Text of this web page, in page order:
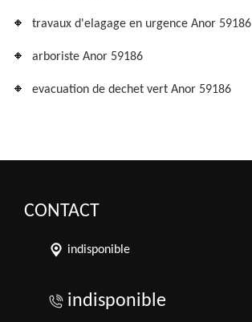
travaux d'elagage en urgence Anor 59186
arboriste Anor 59186
evacuation de dechet vert Anor 59186
CONTACT
indisponible
indisponible